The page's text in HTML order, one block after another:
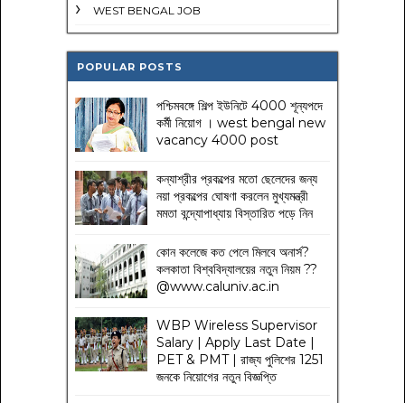
WEST BENGAL JOB
POPULAR POSTS
পশ্চিমবঙ্গে শিল্প ইউনিটে 4000 শূন্যপদে
কর্মী নিয়োগ । west bengal new
vacancy 4000 post
কন্যাশ্রীর প্রকল্পের মতো ছেলেদের জন্য
নয়া প্রকল্পের ঘোষণা করলেন মুখ্যমন্ত্রী
মমতা বন্দ্যোপাধ্যায় বিস্তারিত পড়ে নিন
কোন কলেজে কত পেলে মিলবে অনার্স?
কলকাতা বিশ্ববিদ্যালয়ের নতুন নিয়ম??
@www.caluniv.ac.in
WBP Wireless Supervisor
Salary | Apply Last Date |
PET & PMT | রাজ্য পুলিশের 1251
জনকে নিয়োগের নতুন বিজ্ঞপ্তি